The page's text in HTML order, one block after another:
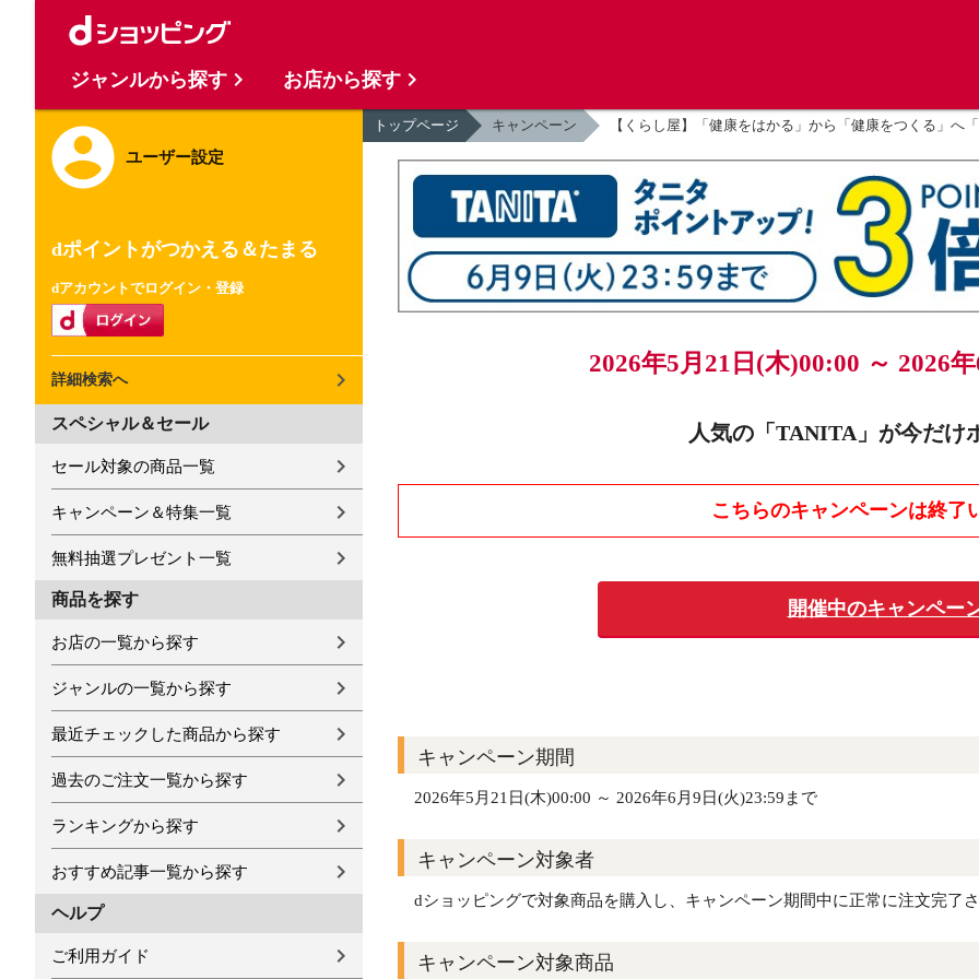
ユーザー設定
dポイントがつかえる＆たまる
dアカウントでログイン・登録
詳細検索へ
スペシャル＆セール
セール対象の商品一覧
キャンペーン＆特集一覧
無料抽選プレゼント一覧
商品を探す
お店の一覧から探す
ジャンルの一覧から探す
最近チェックした商品から探す
過去のご注文一覧から探す
ランキングから探す
おすすめ記事一覧から探す
ヘルプ
ご利用ガイド
トップページ キャンペーン 【くらし屋】「健康をはかる」から「健康をつくる」へ
2026年5月21日(木)00:00 ～ 2026
人気の「TANITA」が今だけ
こちらのキャンペーンは終了
開催中のキャンペー
キャンペーン期間
2026年5月21日(木)00:00 ～ 2026年6月9日(火)23:59まで
キャンペーン対象者
dショッピングで対象商品を購入し、キャンペーン期間中に正常に注文完了
キャンペーン対象商品
ジャンルから探す お店から探す